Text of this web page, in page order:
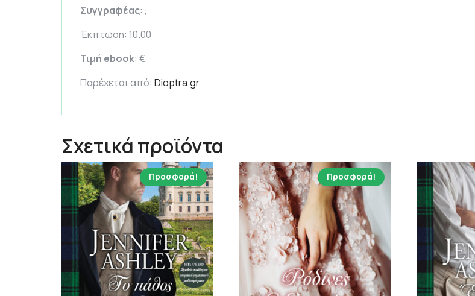
Συγγραφέας: ,
Έκπτωση: 10.00
Τιμή ebook: €
Παρέχεται από: Dioptra.gr
Σχετικά προϊόντα
Προσφορά! Προσφορά!